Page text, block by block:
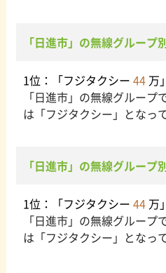
「日進市」の無線グルー
1位：「フジタクシー 44万」
「日進市」の無線グルー
は「フジタクシー」となっ
「日進市」の無線グルー
1位：「フジタクシー 44万」
「日進市」の無線グルー
は「フジタクシー」となっ